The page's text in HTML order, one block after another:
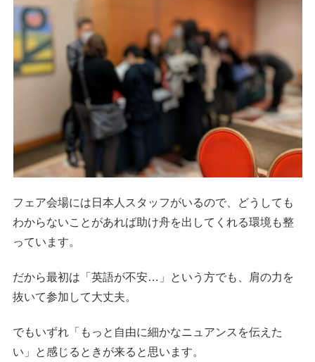
フェア会場には日本人スタッフがいるので、どうしても
わからないことがあれば助け舟を出してくれる環境も整
っています。
だから最初は「英語が不安…」という方でも、肩の力を
抜いて参加して大丈夫。
でもいずれ「もっと自由に細かなニュアンスを伝えた
い」と感じるときが来ると思います。